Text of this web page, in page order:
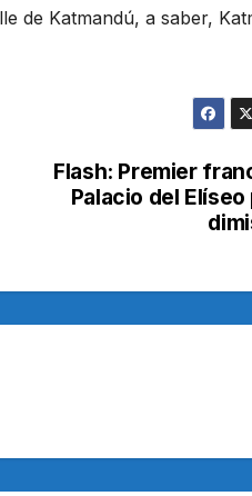
de Katmandú, a saber,
Flash: Premier
Palacio del